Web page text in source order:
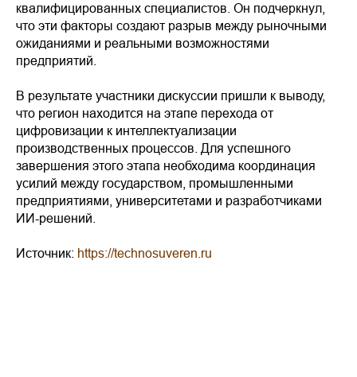
квалифицированных специалистов. Он подчеркнул,
что эти факторы создают разрыв между рыночными
ожиданиями и реальными возможностями
предприятий.
В результате участники дискуссии пришли к выводу,
что регион находится на этапе перехода от
цифровизации к интеллектуализации
производственных процессов. Для успешного
завершения этого этапа необходима координация
усилий между государством, промышленными
предприятиями, университетами и разработчиками
ИИ-решений.
Источник: https://technosuveren.ru